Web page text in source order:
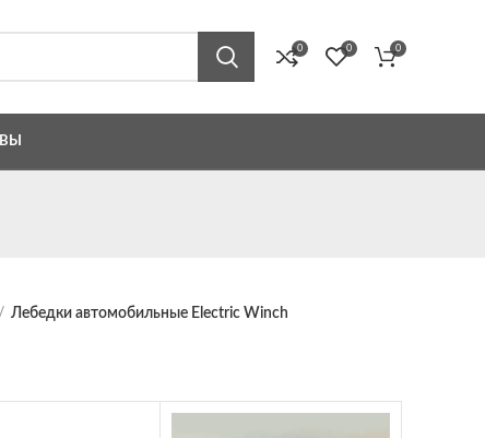
0 0 0
Лебедки автомобильные Electric Winch